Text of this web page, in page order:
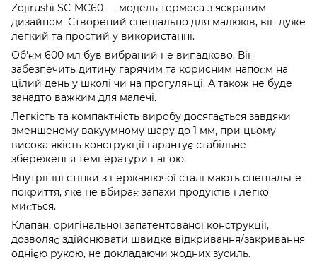
Zojirushi SC-MC60 — модель термоса з яскравим
дизайном. Створений спеціально для малюків, він дуже
легкий та простий у використанні.
Об'єм 600 мл був вибраний не випадково. Він
забезпечить дитину гарячим та корисним напоєм на
цілий день у школі чи на прогулянці. А також не буде
занадто важким для малечі.
Легкість та компактність виробу досягається завдяки
зменшеному вакуумному шару до 1 мм, при цьому
висока якість конструкції гарантує стабільне
збереження температури напою.
Внутрішні стінки з нержавіючої сталі мають спеціальне
покриття, яке не вбирає запахи продуктів і легко
миється.
Клапан, оригінальної запатентованої конструкції,
дозволяє здійснювати швидке відкривання/закривання
однією рукою, не докладаючи жодних зусиль.